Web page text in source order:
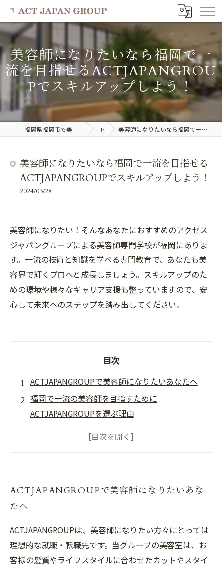
美容師になりたいなら福岡で一
流を目指せるACTJAPANGROU
Pでスキルアップしよう！
福岡県福岡市で美容室の求人ならACT JAPAN GROUP コラム 美容師になりたいなら福岡で一流を目指せるACTJAPANGROUPでスキルアップしよう！
美容師になりたいなら福岡で一流を目指せる
ACTJAPANGROUPでスキルアップしよう！
2024/03/28
美容師になりたい！そんなあなたにおすすめのアクセス
ジャパングループによる美容師専門学校が福岡にありま
す。一流の技術と知識を学べる専門教育で、あなたも美
容界で輝くプロへと成長しましょう。スキルアップのた
めの環境や様々なキャリア支援も整っていますので、安
心して未来へのステップを踏み出してください。
目次
ACTJAPANGROUPで美容師になりたいあなたへ
福岡で一流の美容師を目指すために
ACTJAPANGROUPを選ぶ理由
ACTJAPANGROUPでスキルアップし、将来を見
据えた美容師のキャリアを手に入れよう
ACTJAPANGROUPのサポートで、美容師として
ACTJAPANGROUPで美容師になりたいあな
たへ
ACTJAPANGROUPは、美容師になりたい方々にとっては
理想的な就職・転職先です。当グループの美容室は、お
客様の髪質やライフスタイルに合わせたカットやスタイ